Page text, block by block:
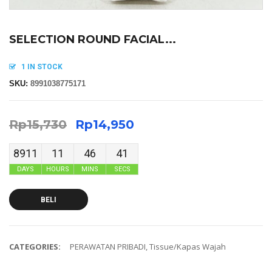
SELECTION ROUND FACIAL...
1 IN STOCK
SKU: 8991038775171
Rp15,730 Rp14,950
8911
DAYS
11
HOURS
46
MINS
40
SECS
BELI
CATEGORIES: PERAWATAN PRIBADI,Tissue/Kapas Wajah